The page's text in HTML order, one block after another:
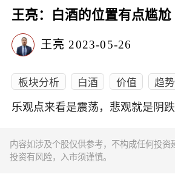
王亮：白酒的位置有点尴尬
王亮 2023-05-26
板块分析 白酒 价值 趋势
乐观点来看是震荡，悲观就是阴跌
内容如涉及个股仅供参考，不构成任何投资
投资有风险，入市须谨慎。